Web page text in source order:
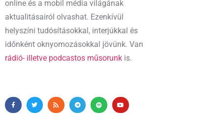
online és a mobil média világának
aktualitásairól olvashat. Ezenkívül
helyszíni tudósításokkal, interjúkkal és
időnként oknyomozásokkal jövünk. Van
rádió- illetve podcastos műsorunk is.